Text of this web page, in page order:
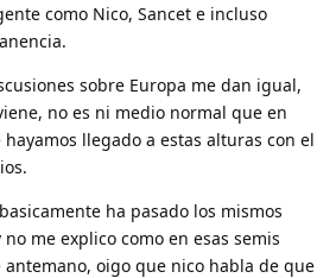
como Nico, Sancet e incluso
sobre Europa me dan igual,
no es ni medio normal que en
llegado a estas alturas con el
ha pasado los mismos
me explico como en esas semis
oigo que nico habla de que